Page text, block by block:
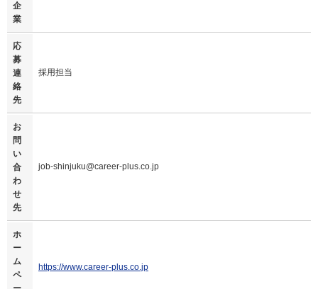
企
業
応
募
連
絡
先
採用担当
お
問
い
合
わ
せ
先
job-shinjuku@career-plus.co.jp
ホ
ー
ム
ペ
https://www.career-plus.co.jp